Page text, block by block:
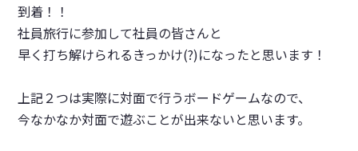
到着！！
社員旅行に参加して社員の皆さんと
早く打ち解けられるきっかけ(?)になったと思います！
上記２つは実際に対面で行うボードゲームなので、
今なかなか対面で遊ぶことが出来ないと思います。